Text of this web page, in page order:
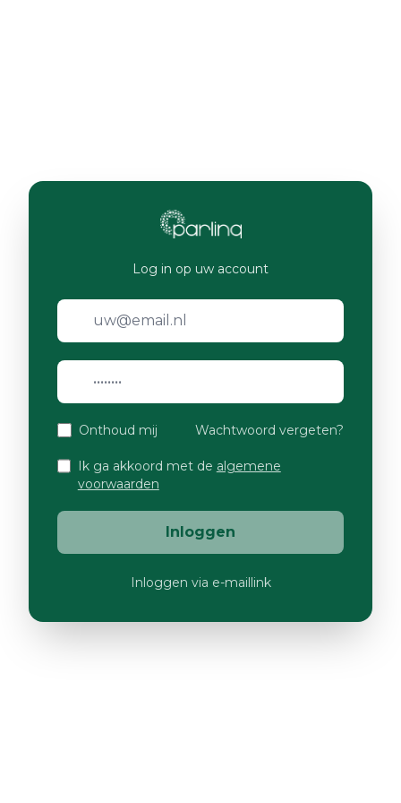
Log in op uw account
Onthoud mij Wachtwoord vergeten?
Ik ga akkoord met de algemene
voorwaarden
Inloggen
Inloggen via e-maillink